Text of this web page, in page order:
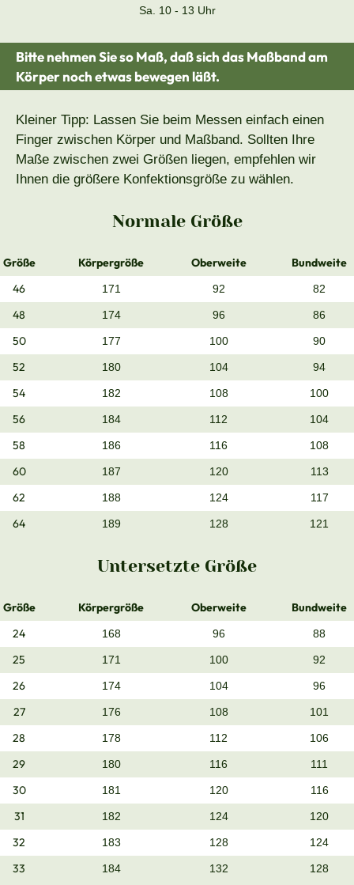
Sa. 10 - 13 Uhr
Bitte nehmen Sie so Maß, daß sich das Maßband am
Körper noch etwas bewegen läßt.
Kleiner Tipp: Lassen Sie beim Messen einfach einen
Finger zwischen Körper und Maßband. Sollten Ihre
Maße zwischen zwei Größen liegen, empfehlen wir
Ihnen die größere Konfektionsgröße zu wählen.
Normale Größe
Größe Körpergröße Oberweite
Bundweite
46
171 92 82
48 174 96 86
50 177 100 90
52 180 104 94
54 182 108 100
56 184 112 104
58 186 116 108
60 187 120 113
62 188 124 117
64 189 128 121
Untersetzte Größe
Größe Körpergröße Oberweite
Bundweite
24
168 96 88
25 171 100 92
26 174 104 96
27 176 108 101
28 178 112 106
29 180 116 111
30 181 120 116
31 182 124 120
32 183 128 124
33 184 132 128